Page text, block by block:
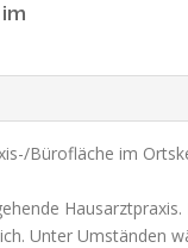
Bürofläche im
Unter Umständen